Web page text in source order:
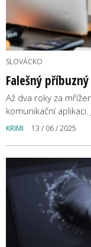
SLOVÁCKO
Falešný
Až dva roky za
komunikační
KRIMI 13 / 06 / 2025